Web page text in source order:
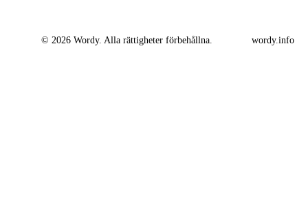
© 2026 Wordy. Alla rättigheter förbehållna. wordy.info